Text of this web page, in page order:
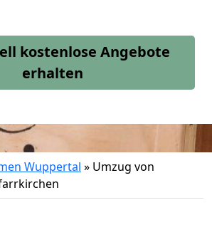
kostenlose Angebote
erhalten
Wuppertal » Umzug von